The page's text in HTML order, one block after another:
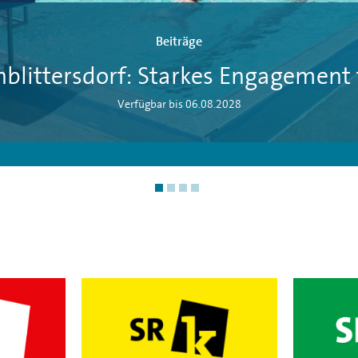
Beiträge
Starkes Engagement
Verfügbar bis 06.08.2028